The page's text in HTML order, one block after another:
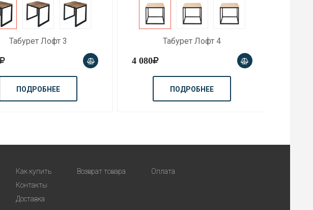
Табурет Лофт 4
ПОДРОБНЕЕ
Табурет Лофт 5
5 570
ПОДРОБНЕЕ
Как купить
Контакты
Доставка
Возврат товара Оплата